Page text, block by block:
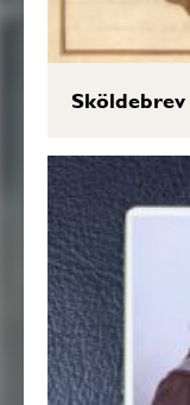
Sköldebrev